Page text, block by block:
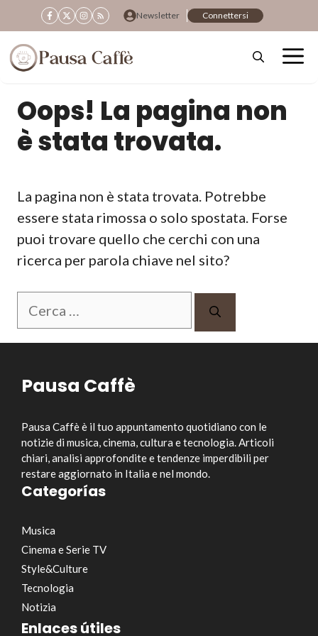
al
contenuto
Newsletter Connettersi
Oops! La pagina non
è stata trovata.
La pagina non è stata trovata. Potrebbe
essere stata rimossa o solo spostata. Forse
puoi trovare quello che cerchi con una
ricerca per parola chiave nel sito?
Ricerca
Pausa Caffè
Pausa Caffè è il tuo appuntamento quotidiano con le
notizie di musica, cinema, cultura e tecnologia. Articoli
chiari, analisi approfondite e tendenze imperdibili per
restare aggiornato in Italia e nel mondo.
Categorías
Musica
Cinema e Serie TV
Style&Culture
Tecnologia
Notizia
Enlaces útiles